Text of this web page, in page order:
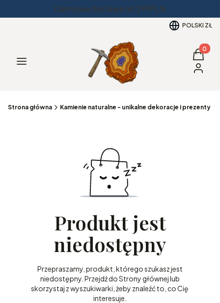
Darmowa dostawa od 299PLN
POLSKI ZŁ
Menu
Koszyk
Strona główna Kamienie naturalne - unikalne dekoracje i prezenty
Produkt jest
niedostępny
Przepraszamy, produkt, którego szukasz jest
niedostępny. Przejdź do Strony głównej lub
skorzystaj z wyszukiwarki, żeby znaleźć to, co Cię
interesuje.